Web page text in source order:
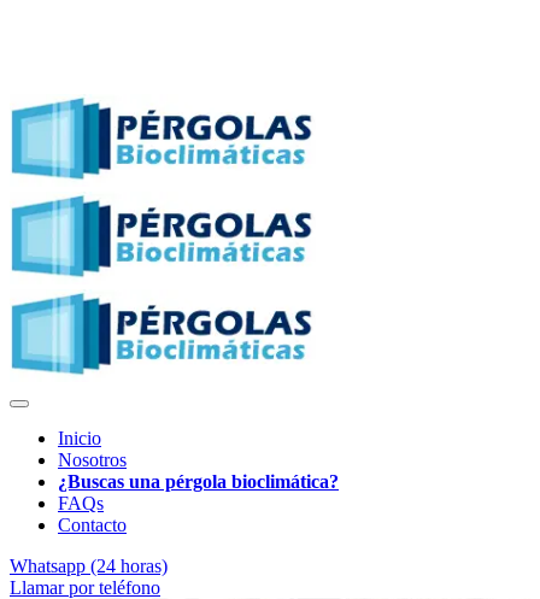
Inicio
Nosotros
¿Buscas una pérgola bioclimática?
FAQs
Contacto
Whatsapp (24 horas)
Llamar por teléfono